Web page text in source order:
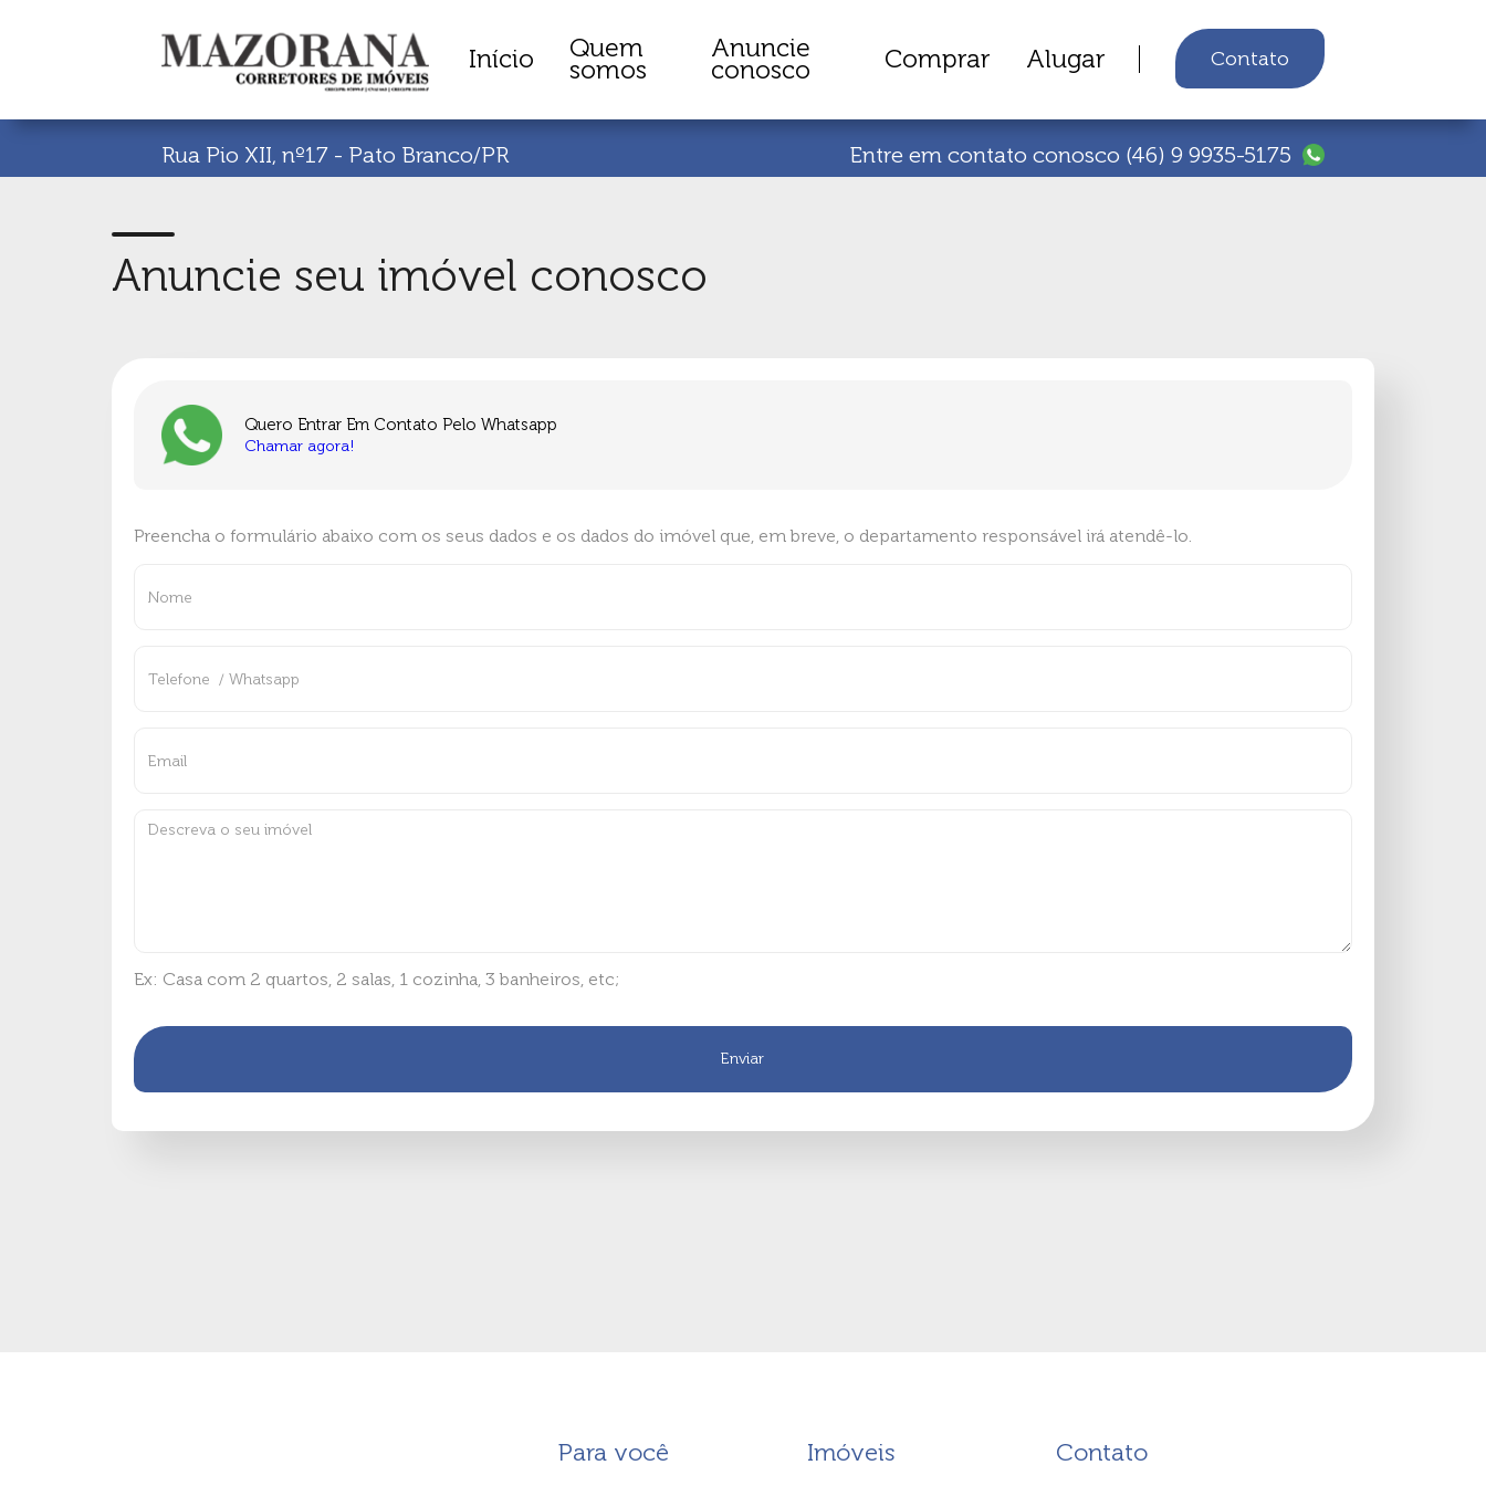
Início Quem
somos
Anuncie
conosco Comprar Alugar Contato
Rua Pio XII, nº17 - Pato Branco/PR Entre em contato conosco (46) 9 9935-5175
Anuncie seu imóvel conosco
Quero Entrar Em Contato Pelo Whatsapp
Chamar agora!
Preencha o formulário abaixo com os seus dados e os dados do imóvel que, em breve, o departamento responsável irá atendê-lo.
Ex: Casa com 2 quartos, 2 salas, 1 cozinha, 3 banheiros, etc;
Para você Imóveis Contato